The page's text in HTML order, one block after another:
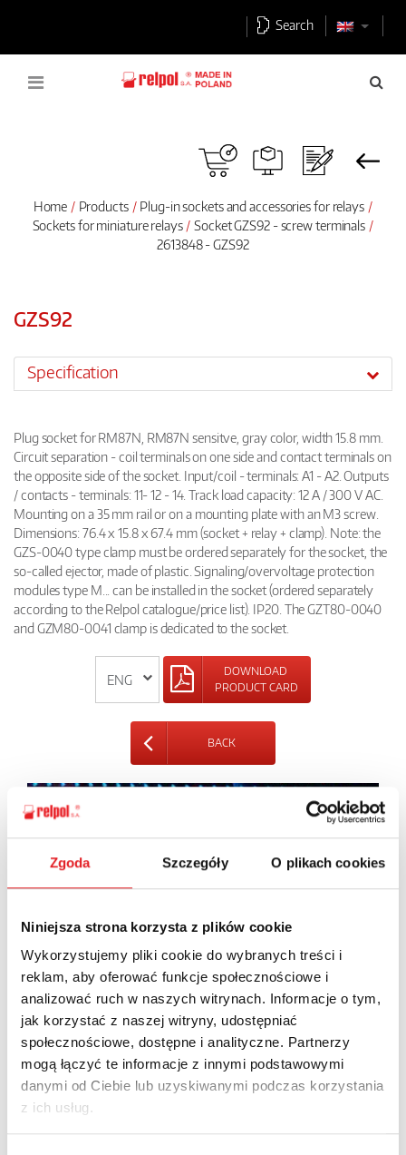
Zgoda Szczegóły O plikach cookies
Niniejsza strona korzysta z plików cookie
Wykorzystujemy pliki cookie do wybranych treści i
reklam, aby oferować funkcje społecznościowe i
analizować ruch w naszych witrynach. Informacje o tym,
jak korzystać z naszej witryny, udostępniać
społecznościowe, dostępne i analityczne. Partnerzy
mogą łączyć te informacje z innymi podstawowymi
danymi od Ciebie lub uzyskiwanymi podczas korzystania
z ich usług.
Search
Home Products
Plug-in sockets and accessories for relays
Sockets for miniature relays
Socket GZS92 - screw terminals
2613848 - GZS92
GZS92
Specification
Plug socket for RM87N, RM87N sensitve, gray color, width 15.8 mm.
Circuit separation - coil terminals on one side and contact terminals on
the opposite side of the socket. Input/coil - terminals: A1 - A2. Outputs
/ contacts - terminals: 11- 12 - 14. Track load capacity: 12 A / 300 V AC.
Mounting on a 35 mm rail or on a mounting plate with an M3 screw.
Dimensions: 76.4 x 15.8 x 67.4 mm (socket + relay + clamp). Note: the
GZS-0040 type clamp must be ordered separately for the socket, the
so-called ejector, made of plastic. Signaling/overvoltage protection
modules type M... can be installed in the socket (ordered separately
according to the Relpol catalogue/price list). IP20. The GZT80-0040
and GZM80-0041 clamp is dedicated to the socket.
DOWNLOAD
PRODUCT CARD
BACK
Ask for the details of the offer
Name: *
Email: *
Company:
Phone: